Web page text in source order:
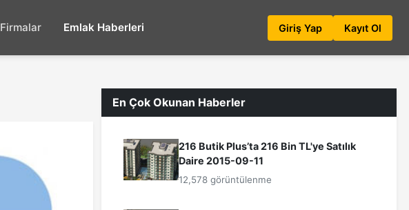
Firmalar Emlak Haberleri Giriş Yap Kayıt Ol
En Çok Okunan Haberler
216 Butik Plus’ta 216 Bin TL'ye Satılık
Daire 2015-09-11
12,578 görüntülenme